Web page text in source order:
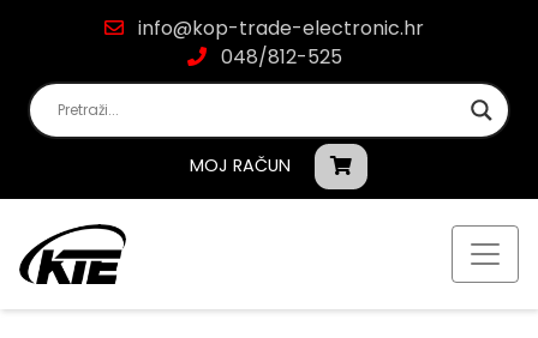
info@kop-trade-electronic.hr
048/812-525
MOJ RAČUN